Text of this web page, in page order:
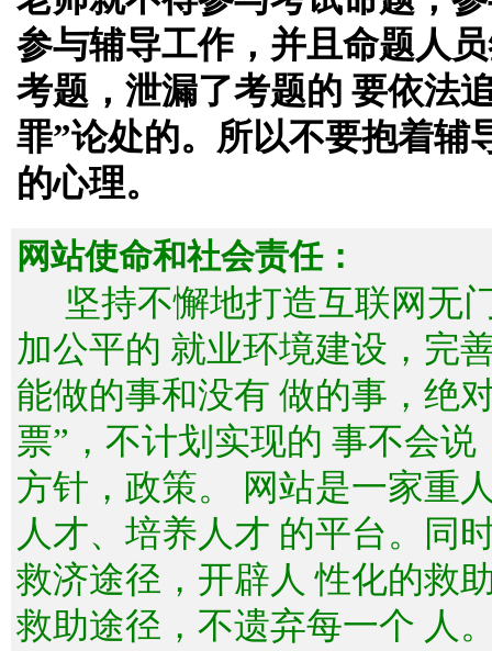
参与辅导工作，并且命题人
考题，泄漏了考题的 要依法
罪”论处的。所以不要抱着辅
的心理。
网站使命和社会责任：
坚持不懈地打造互联网无
加公平的 就业环境建设，完
能做的事和没有 做的事，绝
票”，不计划实现的 事不会
方针，政策。 网站是一家重
人才、培养人才 的平台。同
救济途径，开辟人 性化的救
救助途径，不遗弃每一个 人